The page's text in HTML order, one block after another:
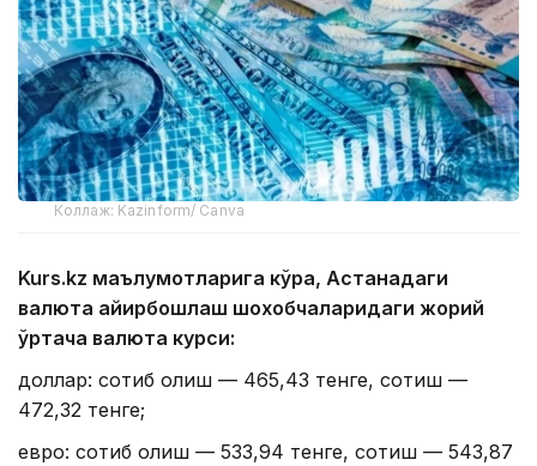
Коллаж: Kazinform/ Canva
Kurs.kz маълумотларига кўра, Астанадаги
валюта айирбошлаш шохобчаларидаги жорий
ўртача валюта курси:
доллар: сотиб олиш — 465,43 тенге, сотиш —
472,32 тенге;
евро: сотиб олиш — 533,94 тенге, сотиш — 543,87